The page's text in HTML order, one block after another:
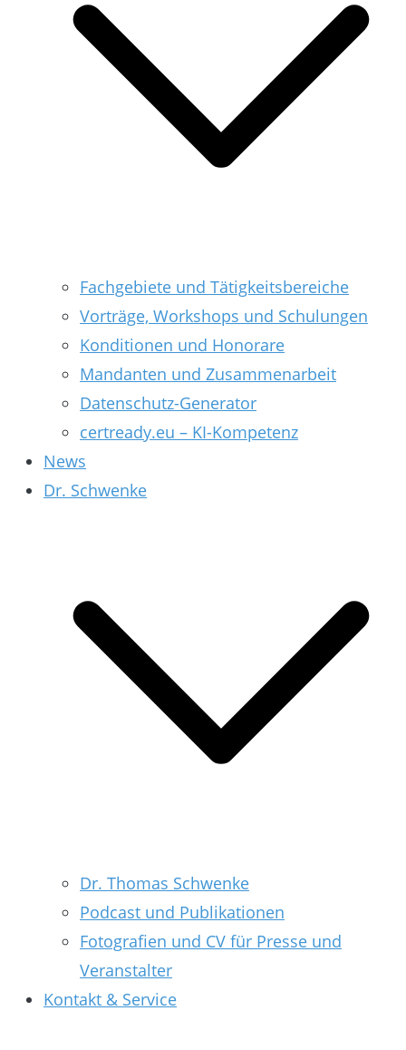
Fachgebiete und Tätigkeitsbereiche
Vorträge, Workshops und Schulungen
Konditionen und Honorare
Mandanten und Zusammenarbeit
Datenschutz-Generator
certready.eu – KI-Kompetenz
News
Dr. Schwenke
Dr. Thomas Schwenke
Podcast und Publikationen
Fotografien und CV für Presse und
Veranstalter
Kontakt & Service